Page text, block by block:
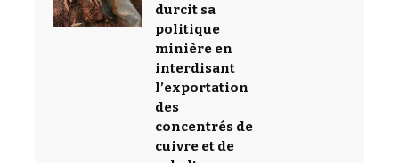
durcit sa
politique
minière en
interdisant
l’exportation
des
concentrés de
cuivre et de